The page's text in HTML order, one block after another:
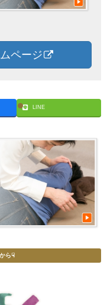
ページ
LINE
ら☟